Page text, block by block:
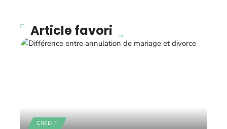
Article favori
CRÉDIT